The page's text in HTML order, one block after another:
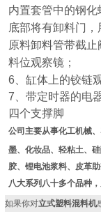
内置套管中的钢
底部将有卸料门
原料卸料管带截止
料位观察镜；
6 、缸体上的铰链
7 、带定时器的电
四个支撑脚
公司主要从事化工机械
墨、化妆品、轻粘土、
胶、锂电池浆料、皮革
八大系列八十多个品种，
如果你对立式塑料混料机